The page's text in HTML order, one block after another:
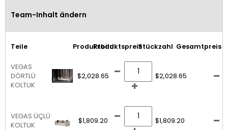
Team-Inhalt ändern
Teile ProduktbildProduktspreisStückzahl Gesamtpreis
VEGAS
DÖRTLÜ
KOLTUK
$2,028.65 $2,028.65
VEGAS ÜÇLÜ
KOLTUK
$1,809.20 $1,809.20